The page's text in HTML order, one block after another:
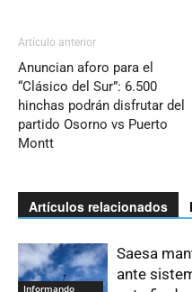
Artículo anterior
Anuncian aforo para el
“Clásico del Sur”: 6.500
hinchas podrán disfrutar del
partido Osorno vs Puerto
Montt
Artículos relacionados
Informando
Saesa
ante